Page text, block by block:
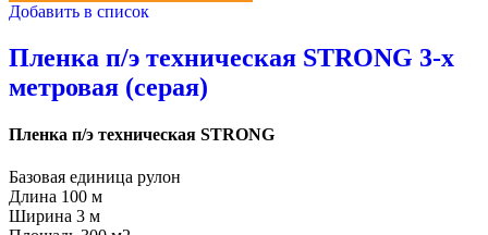
Добавить в список
Пленка п/э техническая STRONG 3-х
метровая (серая)
Пленка п/э техническая STRONG
Базовая единица рулон
Длина 100 м
Ширина 3 м